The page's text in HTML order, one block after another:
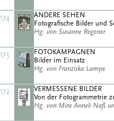
174
ANDERE SEHEN
Fotografische Bilder und
Hg. von Susanne Regener
173
FOTOKAMPAGNEN
Bilder im Einsatz
Hg. von Franziska Lampe
172
VERMESSENE BILDER
Von der Fotogrammetrie
Hg. von Mira Anneli Naß